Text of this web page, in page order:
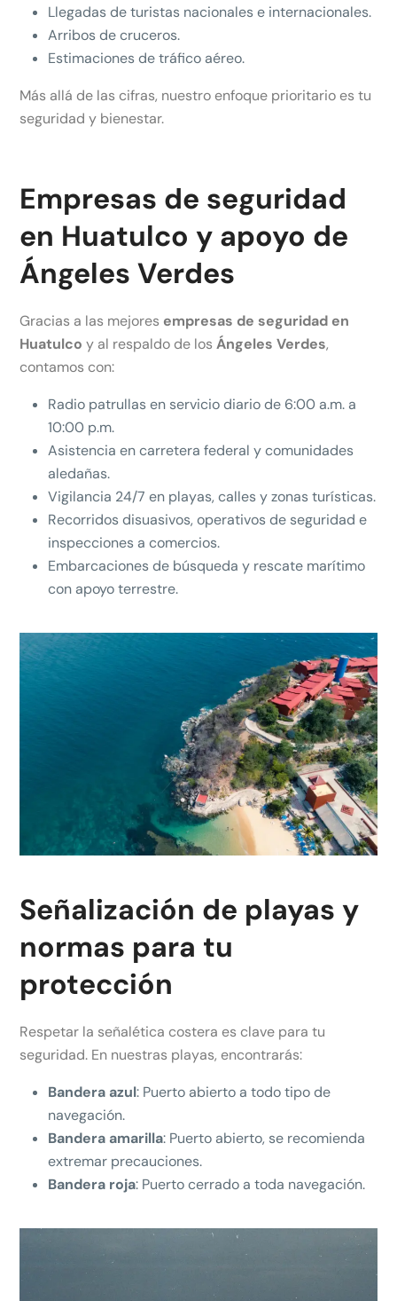
Llegadas de turistas nacionales e internacionales.
Arribos de cruceros.
Estimaciones de tráfico aéreo.
Más allá de las cifras, nuestro enfoque prioritario es tu
seguridad y bienestar.
Empresas de seguridad
en Huatulco y apoyo de
Ángeles Verdes
Gracias a las mejores empresas de seguridad en
Huatulco y al respaldo de losÁngeles Verdes,
contamos con:
Radio patrullas en servicio diario de 6:00 a.m. a
10:00 p.m.
Asistencia en carretera federal y comunidades
aledañas.
Vigilancia 24/7 en playas, calles y zonas turísticas.
Recorridos disuasivos, operativos de seguridad e
inspecciones a comercios.
Embarcaciones de búsqueda y rescate marítimo
con apoyo terrestre.
Señalización de playas y
normas para tu
protección
Respetar la señalética costera es clave para tu
seguridad. En nuestras playas, encontrarás:
Bandera azul: Puerto abierto a todo tipo de
navegación.
Bandera amarilla: Puerto abierto, se recomienda
extremar precauciones.
Bandera roja: Puerto cerrado a toda navegación.